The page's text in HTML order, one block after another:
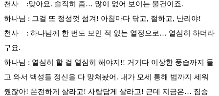
천사 :맞아요. 솔직히 좀… 많이 없어 보이는 물건이죠.
하나님 : 그걸 또 정성껏 섬겨! 아침마다 닦고, 절하고, 난리야!
천사 : 하나님께 한 번도 보인 적 없는 열정으로… 열심히 하더라
구요.
하나님 : 열심히 할 걸 열심히 해야지!! 거기다 이상한 풍습까지 들
고 와서 백성들 정신을 다 망쳐놨어. 내가 모세 통해 법까지 세워
줬잖아! 온전하게 살라고! 사람답게 살라고! 근데 지금은… 짐승